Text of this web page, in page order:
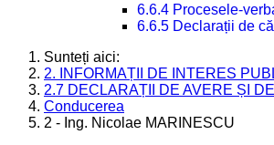
6.6.4 Procesele-
6.6.5 Declarații de
Sunteți aici:
2. INFORMAȚII DE INTERES
2.7 DECLARAȚII DE AVERE ȘI
Conducerea
2 - Ing. Nicolae MARINESCU